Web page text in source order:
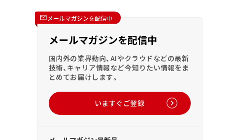
メールマガジンを配信中
メールマガジンを配信中
国内外の業界動向、AIやクラウドなどの最新
技術、キャリア情報など今知りたい情報をま
とめてお届けします。
いますぐご登録